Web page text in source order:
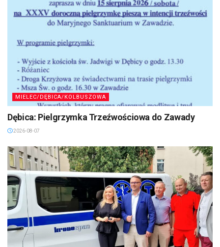
MIELEC/DĘBICA/KOLBUSZOWA
Dębica: Pielgrzymka Trzeźwościowa do Zawady
2026-08-07